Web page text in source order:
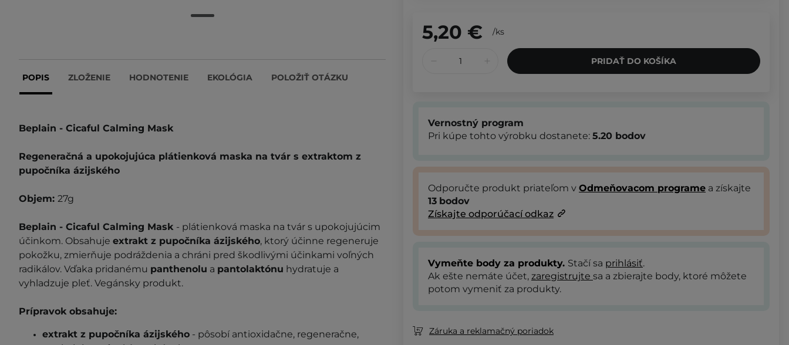
POPIS ZLOŽENIE HODNOTENIE EKOLÓGIA POLOŽIŤ OTÁZKU
Beplain - Cicaful Calming Mask
Regeneračná a upokojujúca plátienková maska na tvár s extraktom z
pupočníka ázijského
Objem: 27g
Beplain - Cicaful Calming Mask - plátienková maska na tvár s upokojujúcim
účinkom. Obsahuje extrakt z pupočníka ázijského, ktorý účinne regeneruje
pokožku, zmierňuje podráždenia a chráni pred škodlivými účinkami voľných
radikálov. Vďaka pridanému panthenolu a pantolaktónu hydratuje a
vyhladzuje pleť. Vegánsky produkt.
Prípravok obsahuje:
extrakt z pupočníka ázijského - pôsobí antioxidačne, regeneračne,
5,20 € /ks
PRIDAŤ DO KOŠÍKA
Vernostný program
Pri kúpe tohto výrobku dostanete: 5.20 bodov
Odporučte produkt priateľom v Odmeňovacom programe a získajte
13 bodov
Získajte odporúčací odkaz
Vymeňte body za produkty. Stačí sa prihlásiť.
Ak ešte nemáte účet, zaregistrujte sa a zbierajte body, ktoré môžete
potom vymeniť za produkty.
Záruka a reklamačný poriadok